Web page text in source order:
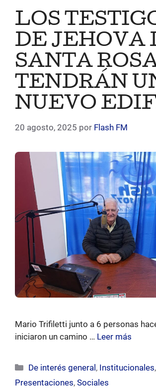
LOS
DE JEHOVA
SANTA
TENDRÁN
NUEVO
20 agosto, 2025 por Flash FM
Mario Trifiletti junto a 6 personas
iniciaron un camino … Leer más
Categorías
De interés general, Institucionales,
Presentaciones, Sociales